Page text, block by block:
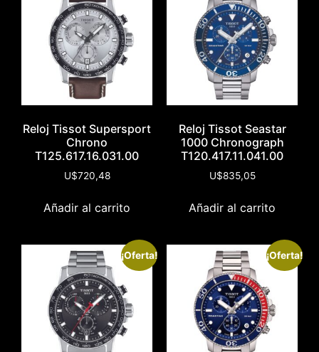
Reloj Tissot Supersport
Chrono
T125.617.16.031.00
U$720,48
Añadir al carrito
Reloj Tissot Seastar
1000 Chronograph
T120.417.11.041.00
U$835,05
Añadir al carrito
¡Oferta! ¡Oferta!